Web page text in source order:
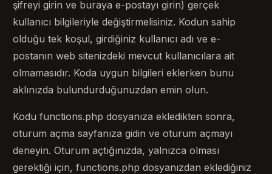
şifreyi girin ve buraya e-postayı girin) gerçek
kullanıcı bilgileriyle değiştirmelisiniz. Kodun sahip
olduğu tek koşul, girdiğiniz kullanıcı adı ve e-
postanın web sitenizdeki mevcut kullanıcılara ait
olmamasıdır. Koda uygun bilgileri eklerken bunu
aklınızda bulundurduğunuzdan emin olun.
Kodu functions.php dosyanıza ekledikten sonra,
oturum açma sayfanıza gidin ve oturum açmayı
deneyin. Oturum açtığınızda, yalnızca olması
gerektiği için, functions.php dosyanızdan eklediğiniz